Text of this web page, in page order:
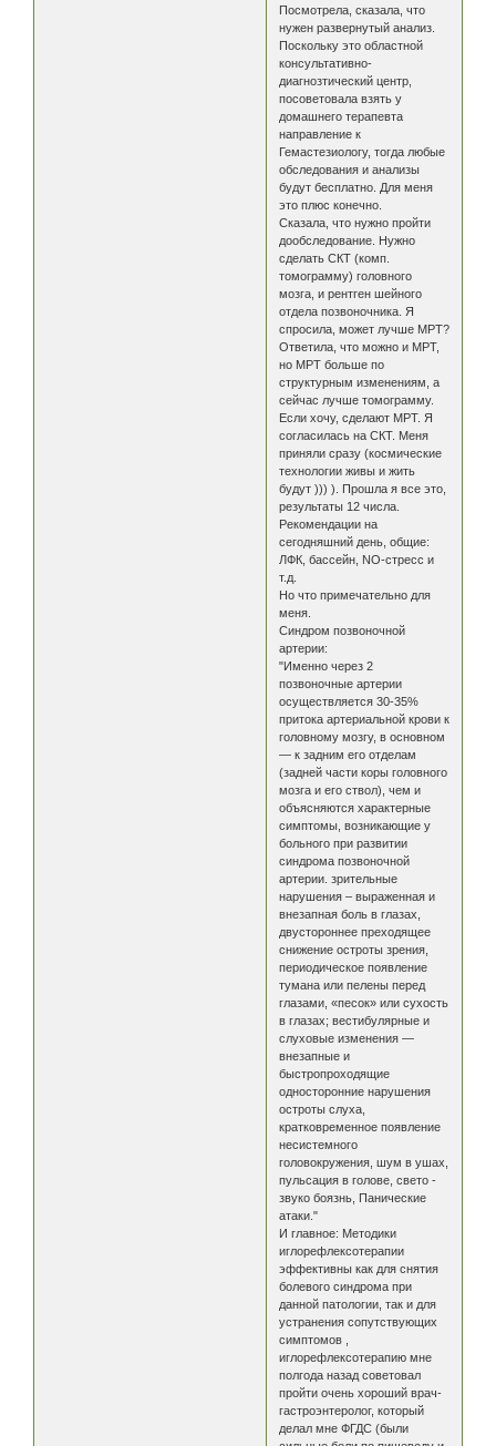
Посмотрела, сказала, что
нужен развернутый анализ.
Поскольку это областной
консультативно-
диагнозтический центр,
посоветовала взять у
домашнего терапевта
направление к
Гемастезиологу, тогда любые
обследования и анализы
будут бесплатно. Для меня
это плюс конечно.
Сказала, что нужно пройти
дообследование. Нужно
сделать СКТ (комп.
томограмму) головного
мозга, и рентген шейного
отдела позвоночника. Я
спросила, может лучше МРТ?
Ответила, что можно и МРТ,
но МРТ больше по
структурным изменениям, а
сейчас лучше томограмму.
Если хочу, сделают МРТ. Я
согласилась на СКТ. Меня
приняли сразу (космические
технологии живы и жить
будут ))) ). Прошла я все это,
результаты 12 числа.
Рекомендации на
сегодняшний день, общие:
ЛФК, бассейн, NO-стресс и
т.д.
Но что примечательно для
меня.
Синдром позвоночной
артерии:
"Именно через 2
позвоночные артерии
осуществляется 30-35%
притока артериальной крови к
головному мозгу, в основном
— к задним его отделам
(задней части коры головного
мозга и его ствол), чем и
объясняются характерные
симптомы, возникающие у
больного при развитии
синдрома позвоночной
артерии. зрительные
нарушения – выраженная и
внезапная боль в глазах,
двустороннее преходящее
снижение остроты зрения,
периодическое появление
тумана или пелены перед
глазами, «песок» или сухость
в глазах; вестибулярные и
слуховые изменения —
внезапные и
быстропроходящие
односторонние нарушения
остроты слуха,
кратковременное появление
несистемного
головокружения, шум в ушах,
пульсация в голове, свето -
звуко боязнь, Панические
атаки."
И главное: Методики
иглорефлексотерапии
эффективны как для снятия
болевого синдрома при
данной патологии, так и для
устранения сопутствующих
симптомов ,
иглорефлексотерапию мне
полгода назад советовал
пройти очень хороший врач-
гастроэнтеролог, который
делал мне ФГДС (были